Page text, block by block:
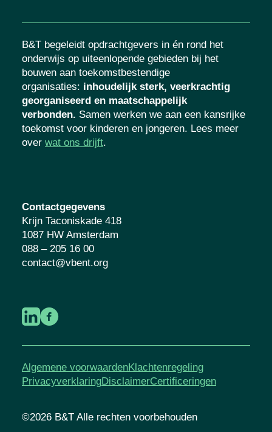
B&T begeleidt opdrachtgevers in én rond het
onderwijs op uiteenlopende gebieden bij het
bouwen aan toekomstbestendige
organisaties: inhoudelijk sterk, veerkrachtig
georganiseerd en maatschappelijk
verbonden. Samen werken we aan een kansrijke
toekomst voor kinderen en jongeren. Lees meer
over wat ons drijft.
Contactgegevens
Krijn Taconiskade 418
1087 HW Amsterdam
088 – 205 16 00
contact@vbent.org
Algemene voorwaardenKlachtenregeling
PrivacyverklaringDisclaimerCertificeringen
©2026 B&T Alle rechten voorbehouden